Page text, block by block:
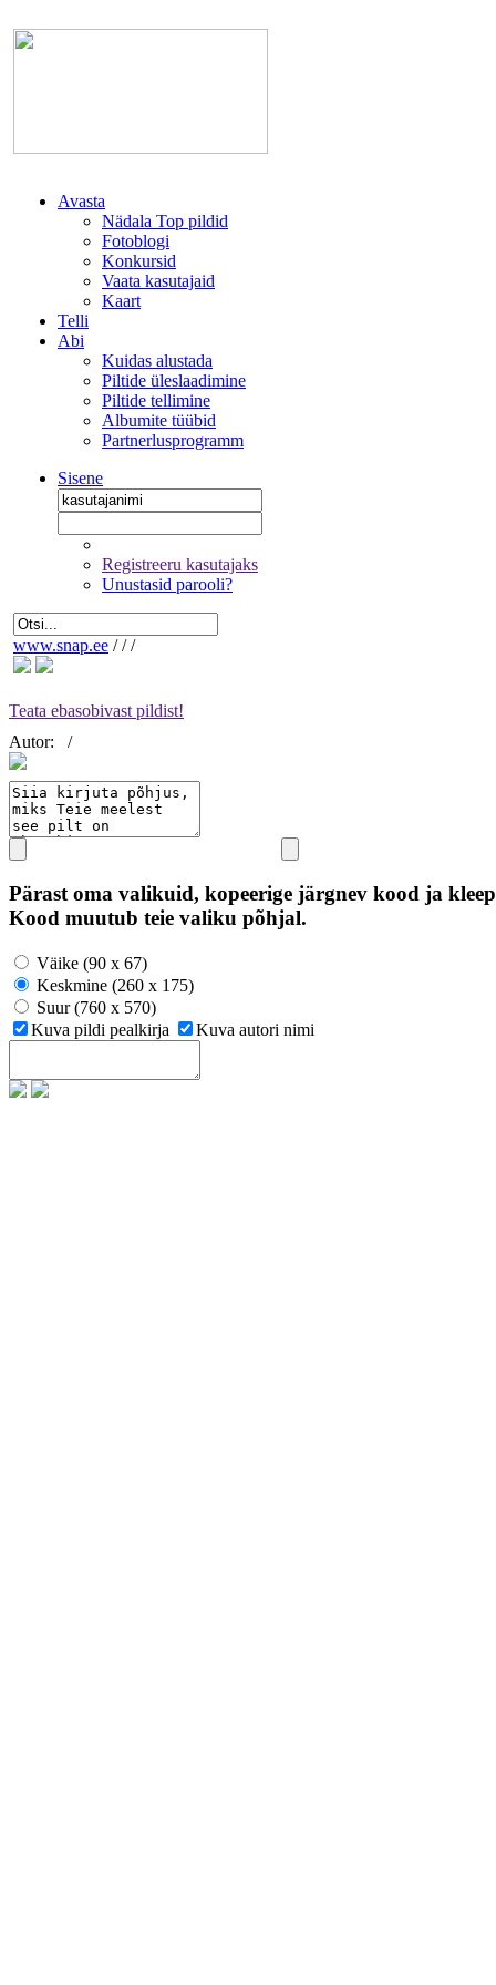
Avasta
Nädala Top pildid
Fotoblogi
Konkursid
Vaata kasutajaid
Kaart
Telli
Abi
Kuidas alustada
Piltide üleslaadimine
Piltide tellimine
Albumite tüübid
Partnerlusprogramm
Sisene
Registreeru kasutajaks
Unustasid parooli?
www.snap.ee / / /
Teata ebasobivast pildist!
Autor:
/
Pärast oma valikuid, kopeerige järgnev kood ja
Kood muutub teie valiku põhjal.
Väike (90 x 67)
Keskmine (260 x 175)
Suur (760 x 570)
Kuva pildi pealkirja
Kuva autori nimi